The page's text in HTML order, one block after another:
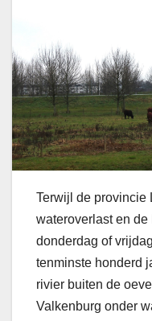
Terwijl de provincie
wateroverlast en
donderdag of
tenminste honderd
rivier buiten de
Valkenburg onder